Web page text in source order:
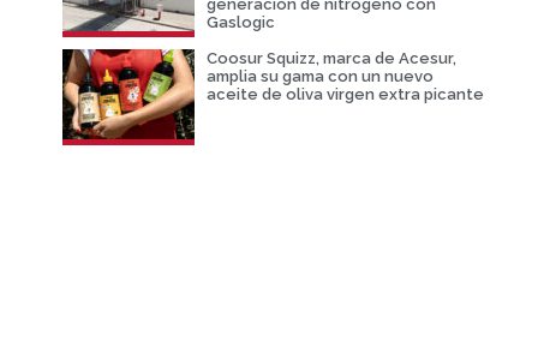
generación de nitrógeno con
Gaslogic
Coosur Squizz, marca de Acesur,
amplia su gama con un nuevo
aceite de oliva virgen extra picante